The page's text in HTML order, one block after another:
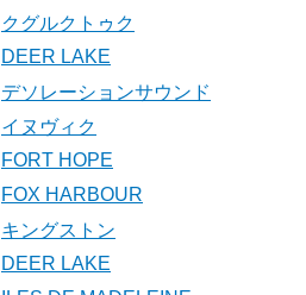
クグルクトゥク
DEER LAKE
デソレーションサウンド
イヌヴィク
FORT HOPE
FOX HARBOUR
キングストン
DEER LAKE